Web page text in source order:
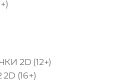
2D (12+)
(16+)